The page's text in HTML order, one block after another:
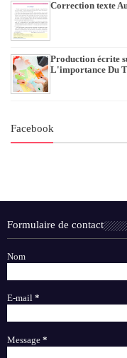
Correction texte
Production écrite
L'importance Du
Facebook
Formulaire de contact
Nom
E-mail *
Message *